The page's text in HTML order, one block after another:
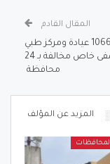
المقال القادم
إغلاق 1066 عيادة ومركز طبي
ومستشفى خاص مخالفة بـ 24
محافظة
المزيد عن المؤلف